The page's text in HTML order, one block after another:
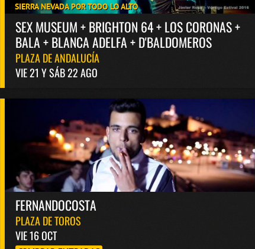
SIERRA NEVADA POR TODO LO ALTO
SEX MUSEUM + BRIGHTON 64 + LOS CORONAS +
BALA + BLANCA ADELFA + D'BALDOMEROS
PLAZA DE ANDALUCÍA
VIE 21 Y SÁB 22 AGO
FERNANDOCOSTA
PLAZA DE TOROS
VIE 16 OCT